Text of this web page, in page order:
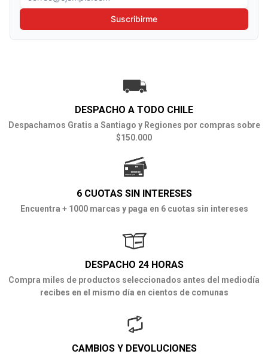
Suscribirme
DESPACHO A TODO CHILE
Despachamos Gratis a Santiago y Regiones por compras sobre
$150.000
6 CUOTAS SIN INTERESES
Encuentra + 1000 marcas y paga en 6 cuotas sin intereses
DESPACHO 24 HORAS
Compra miles de productos seleccionados antes del mediodía
recibes en el mismo día en cientos de comunas
CAMBIOS Y DEVOLUCIONES